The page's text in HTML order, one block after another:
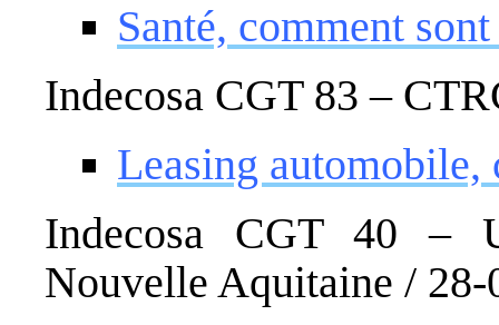
Santé, comment
Indecosa CGT 83 –
Leasing automobile,
Indecosa CGT 40 –
Nouvelle Aquitaine / 28-